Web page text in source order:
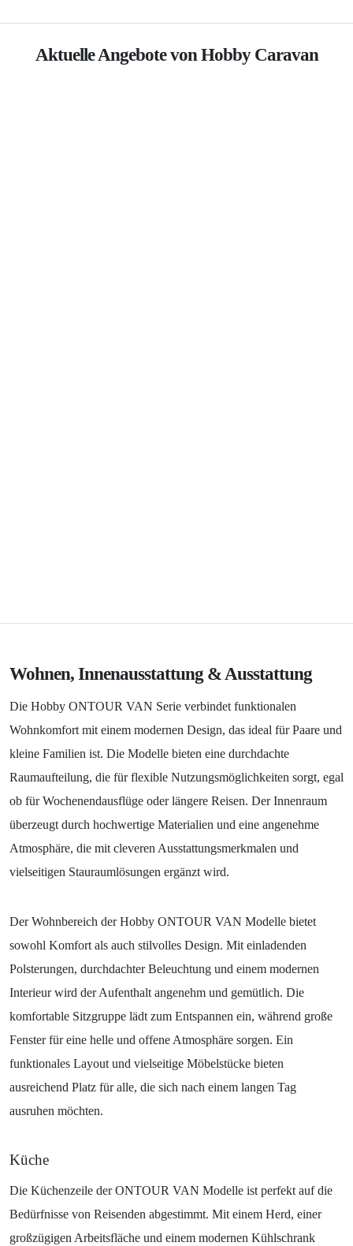
Aktuelle Angebote von Hobby Caravan
Wohnen, Innenausstattung & Ausstattung
Die Hobby ONTOUR VAN Serie verbindet funktionalen
Wohnkomfort mit einem modernen Design, das ideal für Paare und
kleine Familien ist. Die Modelle bieten eine durchdachte
Raumaufteilung, die für flexible Nutzungsmöglichkeiten sorgt, egal
ob für Wochenendausflüge oder längere Reisen. Der Innenraum
überzeugt durch hochwertige Materialien und eine angenehme
Atmosphäre, die mit cleveren Ausstattungsmerkmalen und
vielseitigen Stauraumlösungen ergänzt wird.
Der Wohnbereich der Hobby ONTOUR VAN Modelle bietet
sowohl Komfort als auch stilvolles Design. Mit einladenden
Polsterungen, durchdachter Beleuchtung und einem modernen
Interieur wird der Aufenthalt angenehm und gemütlich. Die
komfortable Sitzgruppe lädt zum Entspannen ein, während große
Fenster für eine helle und offene Atmosphäre sorgen. Ein
funktionales Layout und vielseitige Möbelstücke bieten
ausreichend Platz für alle, die sich nach einem langen Tag
ausruhen möchten.
Küche
Die Küchenzeile der ONTOUR VAN Modelle ist perfekt auf die
Bedürfnisse von Reisenden abgestimmt. Mit einem Herd, einer
großzügigen Arbeitsfläche und einem modernen Kühlschrank